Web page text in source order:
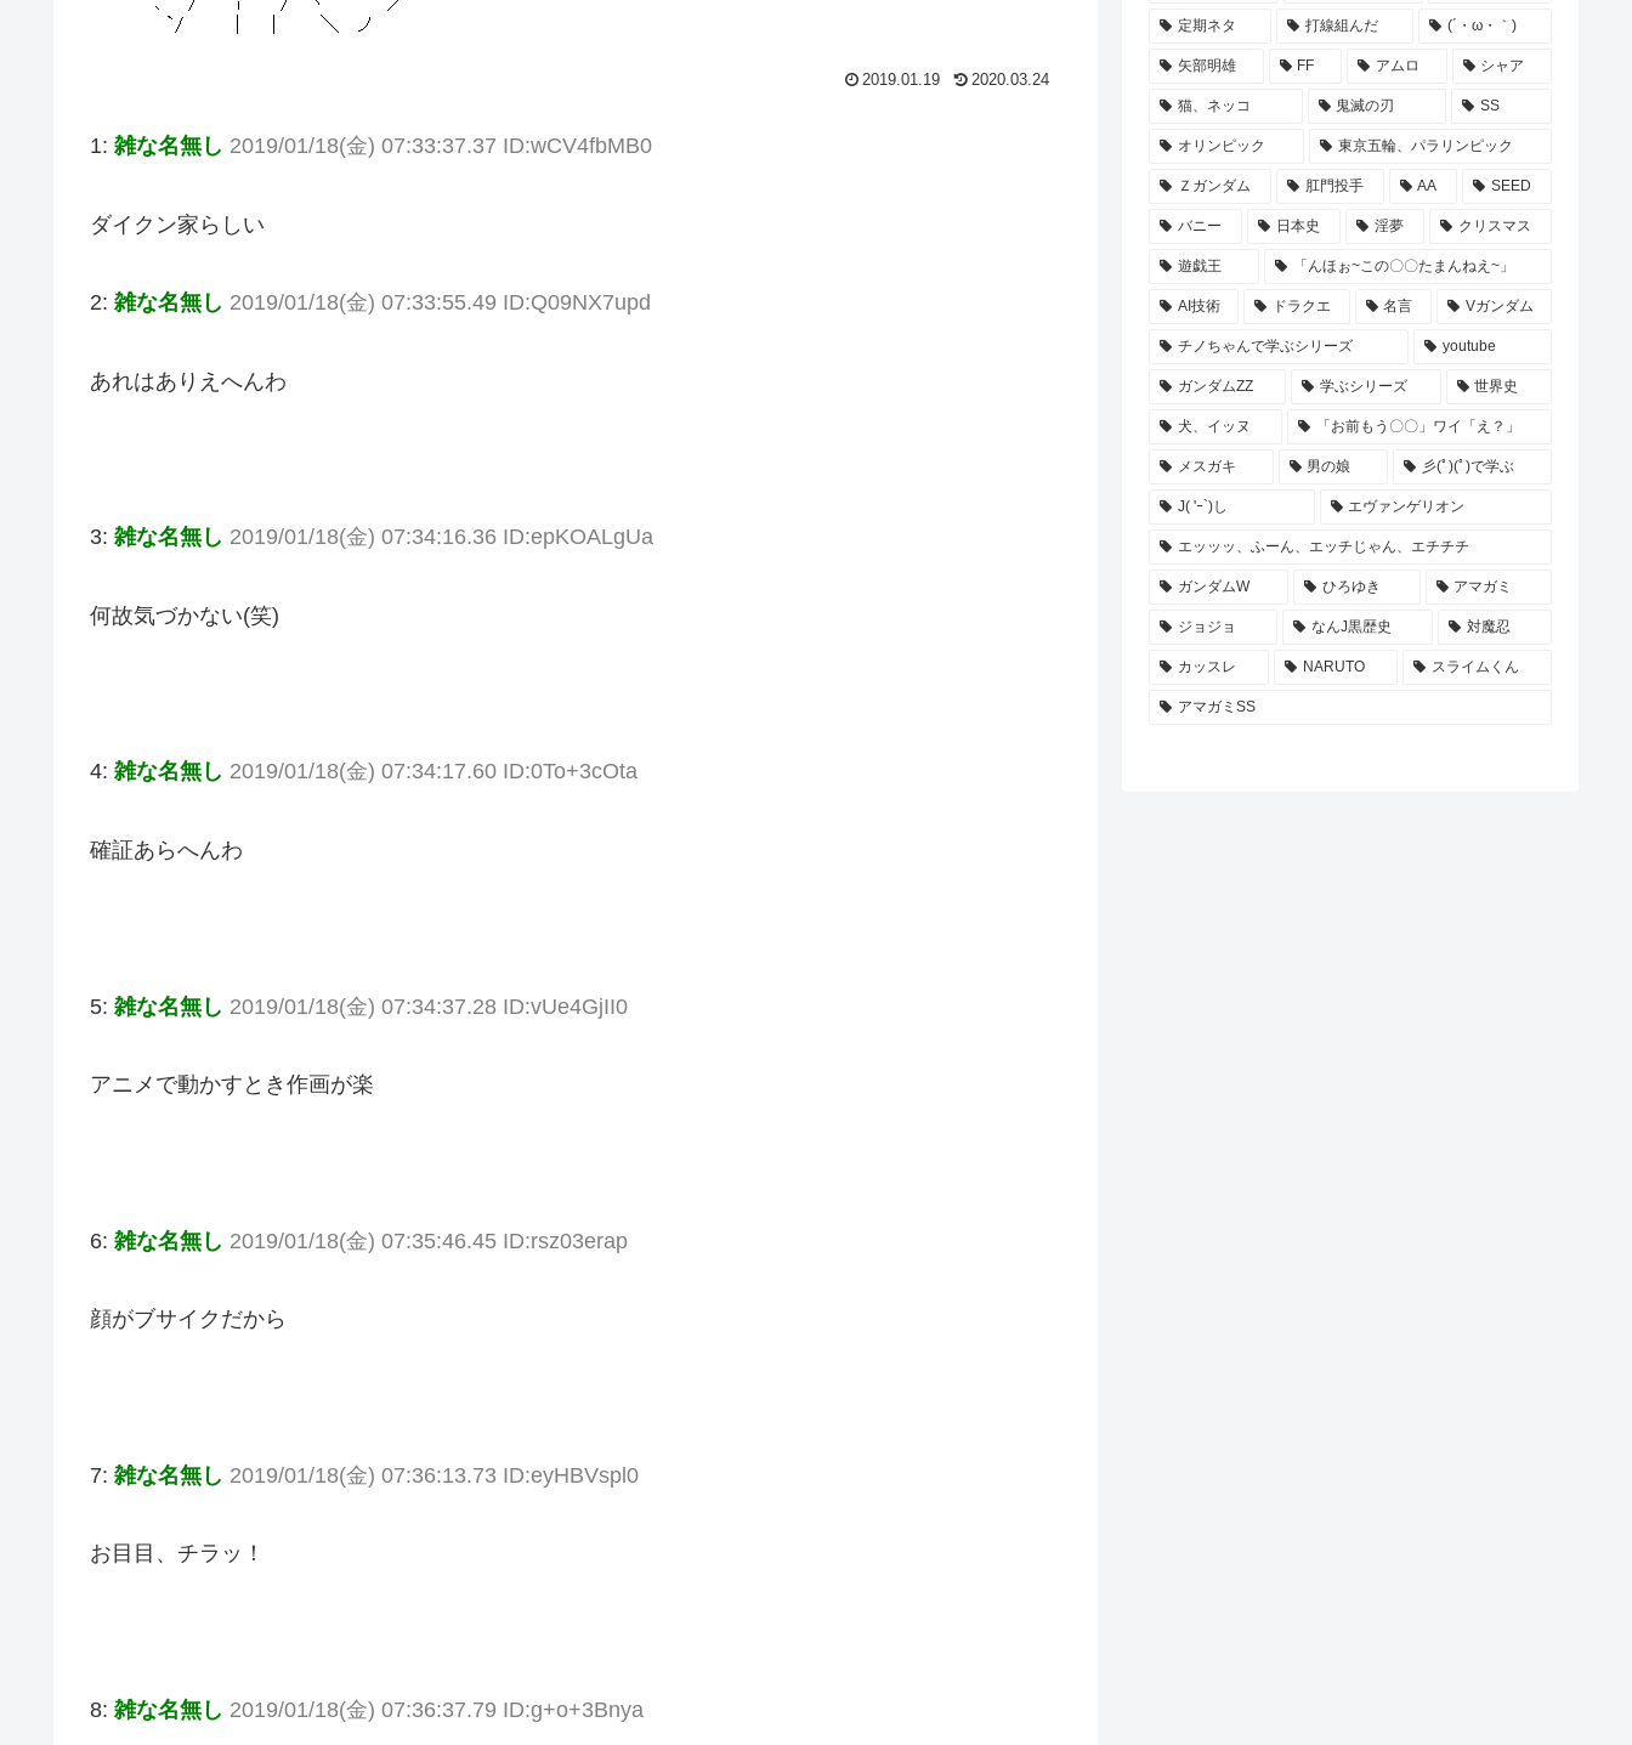
2019.01.19 2020.03.24
1: 雑な名無し 2019/01/18(金) 07:33:37.37 ID:wCV4fbMB0
ダイクン家らしい
2: 雑な名無し 2019/01/18(金) 07:33:55.49 ID:Q09NX7upd
あれはありえへんわ
3: 雑な名無し 2019/01/18(金) 07:34:16.36 ID:epKOALgUa
何故気づかない(笑)
4: 雑な名無し 2019/01/18(金) 07:34:17.60 ID:0To+3cOta
確証あらへんわ
5: 雑な名無し 2019/01/18(金) 07:34:37.28 ID:vUe4GjII0
アニメで動かすとき作画が楽
6: 雑な名無し 2019/01/18(金) 07:35:46.45 ID:rsz03erap
顔がブサイクだから
7: 雑な名無し 2019/01/18(金) 07:36:13.73 ID:eyHBVspl0
お目目、チラッ！
8: 雑な名無し 2019/01/18(金) 07:36:37.79 ID:g+o+3Bnya
定期ネタ 打線組んだ (´・ω・｀)
矢部明雄 FF アムロ シャア
猫、ネッコ 鬼滅の刃 SS
オリンピック 東京五輪、パラリンピック
Ｚガンダム 肛門投手 AA SEED
バニー 日本史 淫夢 クリスマス
遊戯王 「んほぉ~この〇〇たまんねえ~」
AI技術 ドラクエ 名言 Vガンダム
チノちゃんで学ぶシリーズ youtube
ガンダムZZ 学ぶシリーズ 世界史
犬、イッヌ 「お前もう〇〇」ワイ「え？」
メスガキ 男の娘 彡(ﾟ)(ﾟ)で学ぶ
J( 'ｰ`)し エヴァンゲリオン
エッッッ、ふーん、エッチじゃん、エチチチ
ガンダムW ひろゆき アマガミ
ジョジョ なんJ黒歴史 対魔忍
カッスレ NARUTO スライムくん
アマガミSS